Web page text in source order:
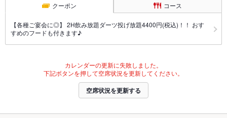
クーポン コース
【各種ご宴会に◎】 2H飲み放題ダーツ投げ放題4400円(税込)！！ おす
すめのフードも付きます♪
カレンダーの更新に失敗しました。
下記ボタンを押して空席状況を更新してください。
空席状況を更新する